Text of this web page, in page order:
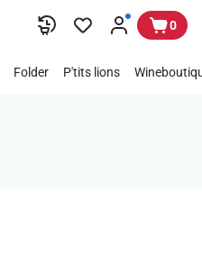
0
Folder P'tits lions